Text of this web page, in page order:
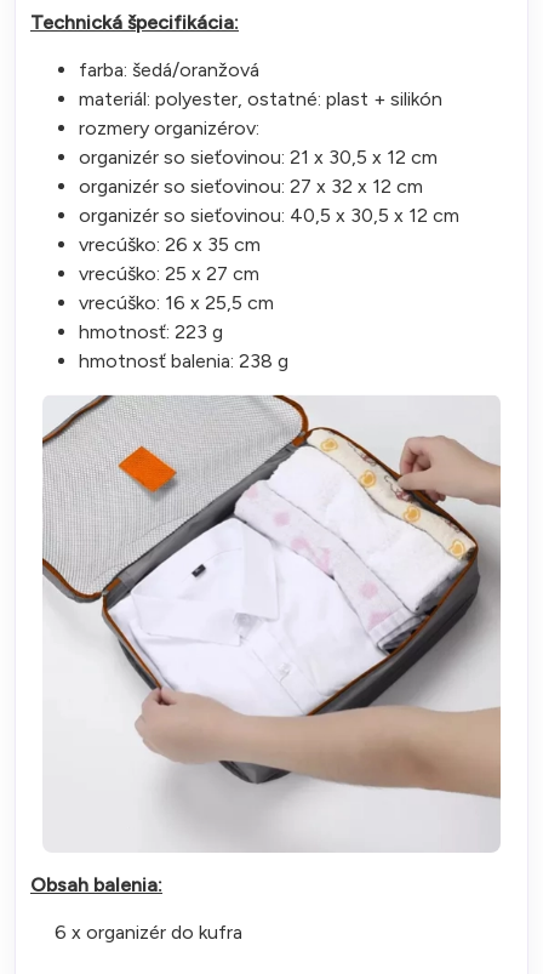
Technická špecifikácia:
farba: šedá/oranžová
materiál: polyester, ostatné: plast + silikón
rozmery organizérov:
organizér so sieťovinou: 21 x 30,5 x 12 cm
organizér so sieťovinou: 27 x 32 x 12 cm
organizér so sieťovinou: 40,5 x 30,5 x 12 cm
vrecúško: 26 x 35 cm
vrecúško: 25 x 27 cm
vrecúško: 16 x 25,5 cm
hmotnosť: 223 g
hmotnosť balenia: 238 g
Obsah balenia:
6 x organizér do kufra